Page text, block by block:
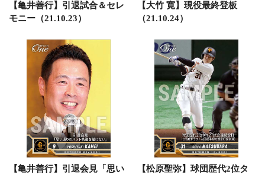
【亀井善行】引退試合＆セレ
モニー（21.10.23）
【大竹 寛】現役最終登板
（21.10.24）
【亀井善行】引退会見「思い
【松原聖弥】球団歴代2位タ